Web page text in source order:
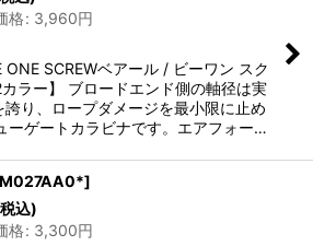
格: 3,960円
ONE SCREWベアール / ビーワン スク
カラー】 ブロードエンド側の軸径は実
誇り、ロープダメージを最小限に止め
ーゲートカラビナです。エアフォー…
M027AA0*]
込)
格: 3,300円